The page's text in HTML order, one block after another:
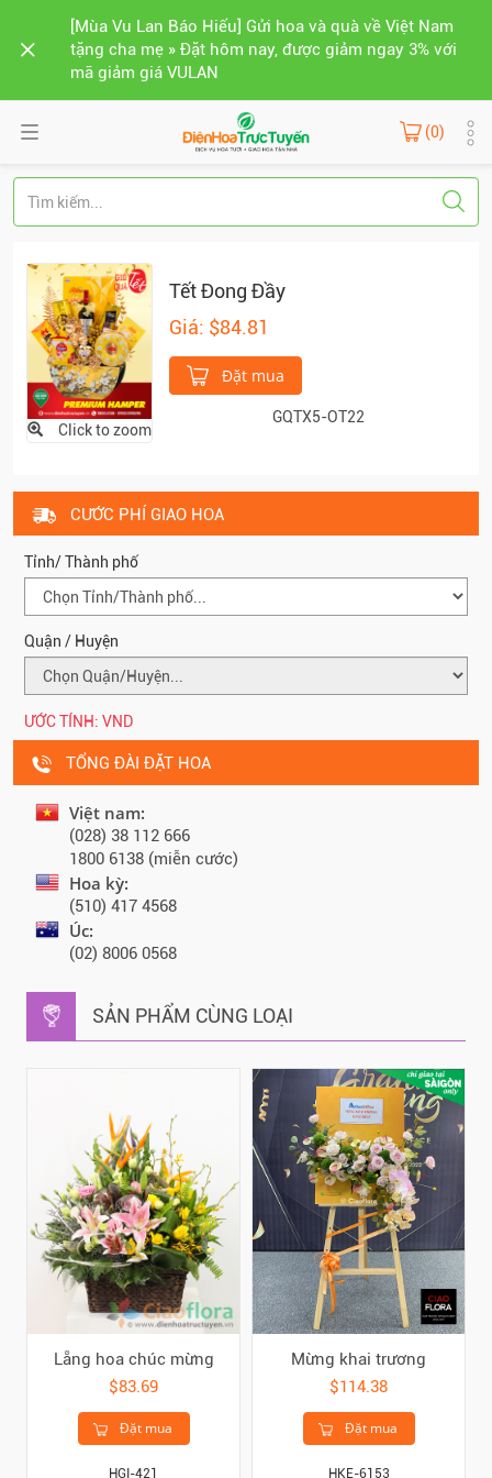
[Mùa Vu Lan Báo Hiếu] Gửi hoa và quà về Việt Nam
tặng cha mẹ » Đặt hôm nay, được giảm ngay 3% với
mã giảm giá VULAN
(0)
Click to zoom
Tết Đong Đầy
Giá: $84.81
Đặt mua
GQTX5-OT22
CƯỚC PHÍ GIAO HOA
Tỉnh/ Thành phố
Quận / Huyện
ƯỚC TÍNH: VND
TỔNG ĐÀI ĐẶT HOA
Việt nam:
(028) 38 112 666
1800 6138 (miễn cước)
Hoa kỳ:
(510) 417 4568
Úc:
(02) 8006 0568
SẢN PHẨM CÙNG LOẠI
Lẵng hoa chúc mừng
$83.69
Đặt mua
HGI-421
Mừng khai trương
$114.38
Đặt mua
HKE-6153